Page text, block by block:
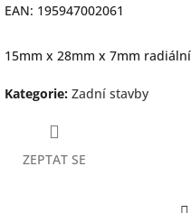
EAN: 195947002061
15mm x 28mm x 7mm
Kategorie: Zadní stavby
ZEPTAT SE